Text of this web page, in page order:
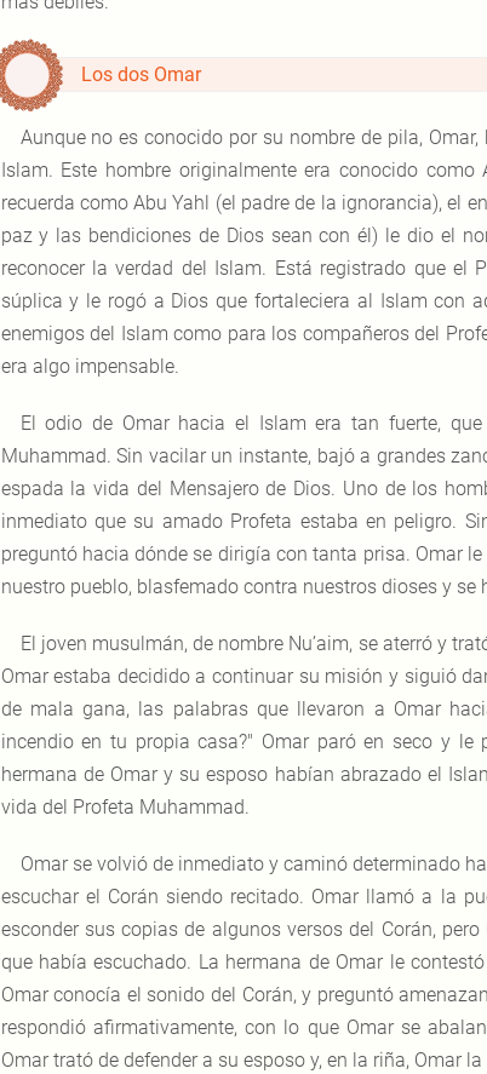
Los dos Omar
Aunque no es conocido por su nombre de pila,
Islam. Este hombre originalmente era conocido
recuerda como Abu Yahl (el padre de la ignorancia), el
paz y las bendiciones de Dios sean con él) le dio el
reconocer la verdad del Islam. Está registrado que
súplica y le rogó a Dios que fortaleciera al Islam con
enemigos del Islam como para los compañeros del
era algo impensable.
El odio de Omar hacia el Islam era tan fuerte,
Muhammad. Sin vacilar un instante, bajó a grandes
espada la vida del Mensajero de Dios. Uno de los
inmediato que su amado Profeta estaba en peligro.
preguntó hacia dónde se dirigía con tanta prisa. Omar
nuestro pueblo, blasfemado contra nuestros dioses y
El joven musulmán, de nombre Nu’aim, se aterró y
Omar estaba decidido a continuar su misión y siguió
de mala gana, las palabras que llevaron a Omar
incendio en tu propia casa?" Omar paró en seco y
hermana de Omar y su esposo habían abrazado el
vida del Profeta Muhammad.
Omar se volvió de inmediato y caminó determinado
escuchar el Corán siendo recitado. Omar llamó a la
esconder sus copias de algunos versos del Corán,
que había escuchado. La hermana de Omar le
Omar conocía el sonido del Corán, y preguntó
respondió afirmativamente, con lo que Omar se
Omar trató de defender a su esposo y, en la riña, Omar